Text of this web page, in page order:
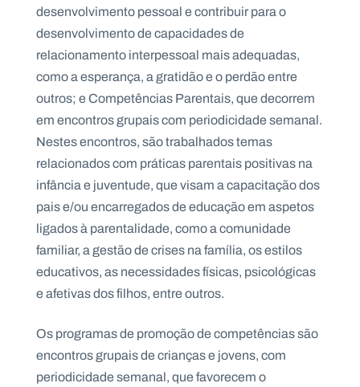
desenvolvimento pessoal e contribuir para o
desenvolvimento de capacidades de
relacionamento interpessoal mais adequadas,
como a esperança, a gratidão e o perdão entre
outros; e Competências Parentais, que decorrem
em encontros grupais com periodicidade semanal.
Nestes encontros, são trabalhados temas
relacionados com práticas parentais positivas na
infância e juventude, que visam a capacitação dos
pais e/ou encarregados de educação em aspetos
ligados à parentalidade, como a comunidade
familiar, a gestão de crises na família, os estilos
educativos, as necessidades físicas, psicológicas
e afetivas dos filhos, entre outros.
Os programas de promoção de competências são
encontros grupais de crianças e jovens, com
periodicidade semanal, que favorecem o
A
g
n
d
a
C
o
t
a
c
t
s
N
e
s
l
e
tt
r